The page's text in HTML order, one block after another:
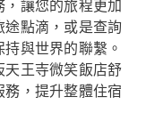
讓您的旅程更加
點滴，或是查詢
與世界的聯繫。
王寺微笑飯店舒
，提升整體住宿